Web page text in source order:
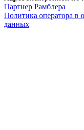
Партнер Рамблера
Политика оператора в
данных